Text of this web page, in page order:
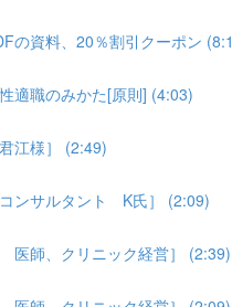
の資料、20％割引クーポン
適職のみかた[原則] (4:03)
江様］ (2:49)
ンサルタント K氏］ (2:09)
師、クリニック経営］ (2:39)